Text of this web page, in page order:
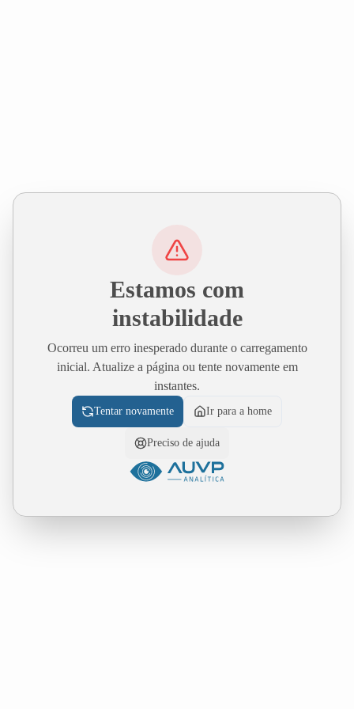
Estamos com
instabilidade
Ocorreu um erro inesperado durante o carregamento
inicial. Atualize a página ou tente novamente em
instantes.
Tentar novamente Ir para a home
Preciso de ajuda